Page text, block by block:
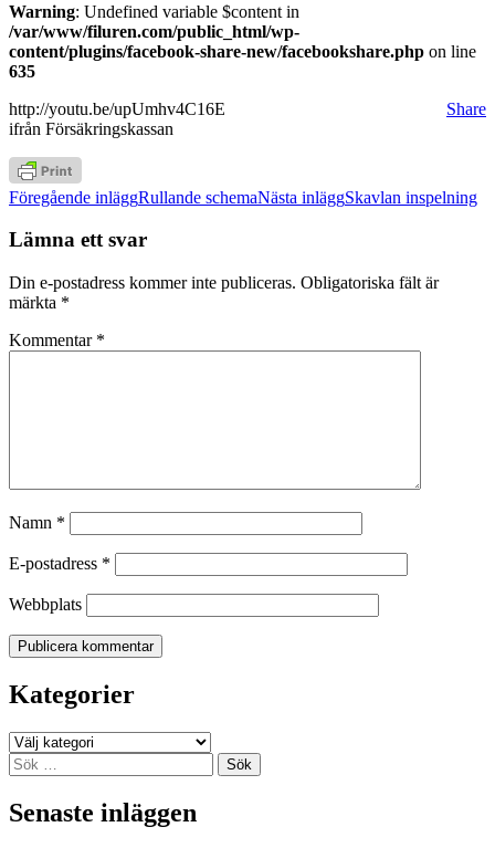
Warning: Undefined variable $content in
/var/www/filuren.com/public_html/wp-
content/plugins/facebook-share-new/facebookshare.php on line
635
Share
http://youtu.be/upUmhv4C16E
ifrån Försäkringskassan
Inläggsnavigering
Föregående inläggRullande schemaNästa inläggSkavlan inspelning
Lämna ett svar
Din e-postadress kommer inte publiceras. Obligatoriska fält är
märkta *
Kommentar *
Namn *
E-postadress *
Webbplats
Kategorier
Kategorier
Sök
efter:
Senaste inläggen